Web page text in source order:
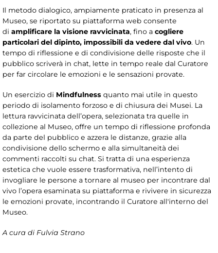
Il metodo dialogico, ampiamente praticato in presenza al
Museo, se riportato su piattaforma web consente
di amplificare la visione ravvicinata, fino a cogliere
particolari del dipinto, impossibili da vedere dal vivo. Un
tempo di riflessione e di condivisione delle risposte che il
pubblico scriverà in chat, lette in tempo reale dal Curatore
per far circolare le emozioni e le sensazioni provate.
Un esercizio di Mindfulness quanto mai utile in questo
periodo di isolamento forzoso e di chiusura dei Musei. La
lettura ravvicinata dell’opera, selezionata tra quelle in
collezione al Museo, offre un tempo di riflessione profonda
da parte del pubblico e azzera le distanze, grazie alla
condivisione dello schermo e alla simultaneità dei
commenti raccolti su chat. Si tratta di una esperienza
estetica che vuole essere trasformativa, nell’intento di
invogliare le persone a tornare al museo per incontrare dal
vivo l’opera esaminata su piattaforma e rivivere in sicurezza
le emozioni provate, incontrando il Curatore all'interno del
Museo.
A cura di Fulvia Strano